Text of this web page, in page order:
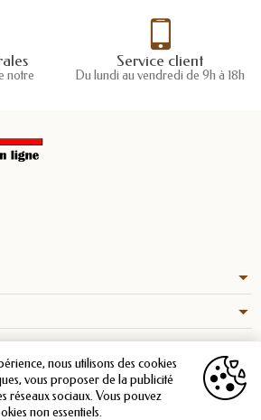
notre
Service client
Du lundi au vendredi de 9h à 18h
nous utilisons des cookies
vous proposer de la publicité
réseaux sociaux. Vous pouvez
non essentiels.